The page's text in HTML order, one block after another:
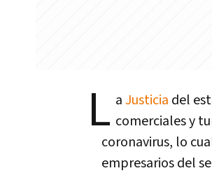
L aJusticia del
comerciales y
coronavirus, lo
empresarios del